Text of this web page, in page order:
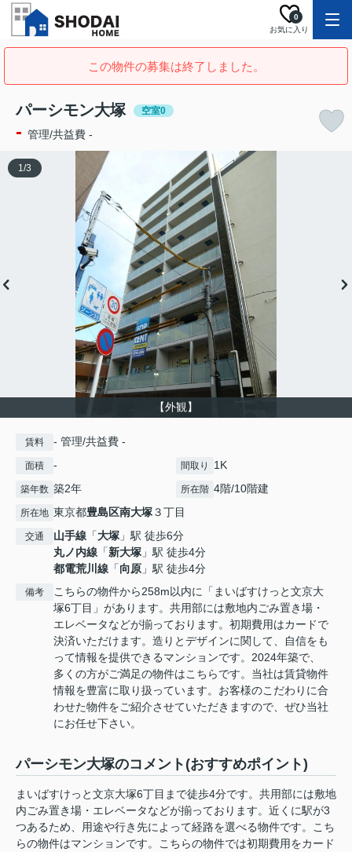
お気に入り
0
この物件の募集は終了しました。
パーシモン大塚 空室0
- 管理/共益費 -
【外観】
1/3
賃料 - 管理/共益費 -
面積 - 間取り 1K
築年数 築2年 所在階 4階/10階建
所在地 東京都豊島区南大塚３丁目
交通 山手線 「大塚 」駅 徒歩6分
丸ノ内線 「新大塚 」駅 徒歩4分
都電荒川線 「向原 」駅 徒歩4分
備考
こちらの物件から258m以内に「まいばすけっと文京大
塚6丁目」があります。共用部には敷地内ごみ置き場・
エレベータなどが揃っております。初期費用はカードで
決済いただけます。造りとデザインに関して、自信をも
って情報を提供できるマンションです。2024年築で、
多くの方がご満足の物件はこちらです。当社は賃貸物件
情報を豊富に取り扱っています。お客様のこだわりに合
わせた物件をご紹介させていただきますので、ぜひ当社
にお任せ下さい。
パーシモン大塚のコメント(おすすめポイント)
まいばすけっと文京大塚6丁目まで徒歩4分です。共用部には敷地
内ごみ置き場・エレベータなどが揃っております。近くに駅が3
つあるため、用途や行き先によって経路を選べる物件です。こち
らの物件はマンションです。こちらの物件では初期費用をカード